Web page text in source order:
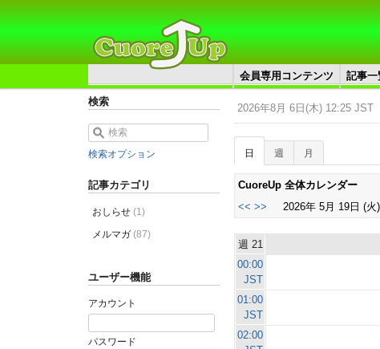
会員専用コンテンツ 記事一
2026年8月 6日(木) 12:25 JST
日 週 月
CuoreUp 全体カレンダー
<< >> 2026年 5月 19日 (火)
週 21
00:00
JST
01:00
JST
02:00
検索
検索オプション
記事カテゴリ
おしらせ (1)
メルマガ (87)
ユーザー機能
アカウント
パスワード